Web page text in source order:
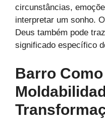
circunstâncias,
interpretar um sonho.
Deus também pode
significado específico
Barro